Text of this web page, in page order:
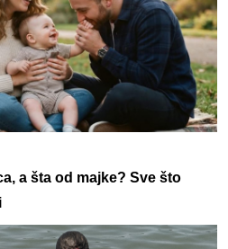
a šta od majke? Sve što